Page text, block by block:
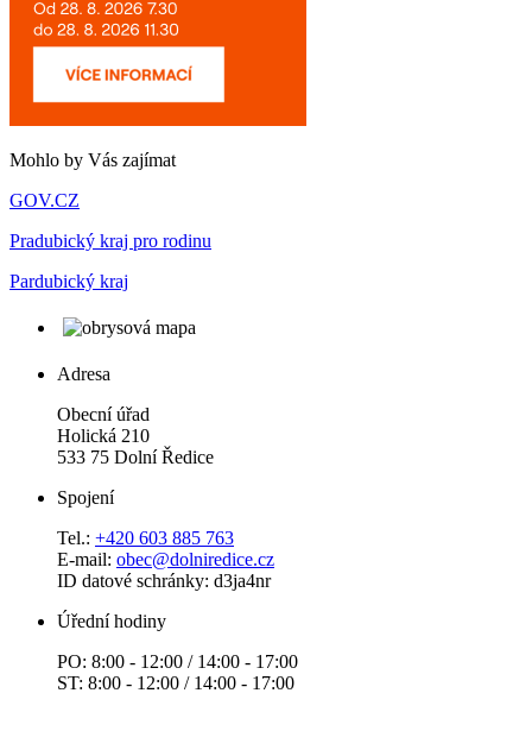
Mohlo by Vás zajímat
GOV.CZ
Pradubický kraj pro rodinu
Pardubický kraj
Adresa
Obecní úřad
Holická 210
533 75 Dolní Ředice
Spojení
Tel.: +420 603 885 763
E-mail: obec@dolniredice.cz
ID datové schránky: d3ja4nr
Úřední hodiny
PO: 8:00 - 12:00 / 14:00 - 17:00
ST: 8:00 - 12:00 / 14:00 - 17:00